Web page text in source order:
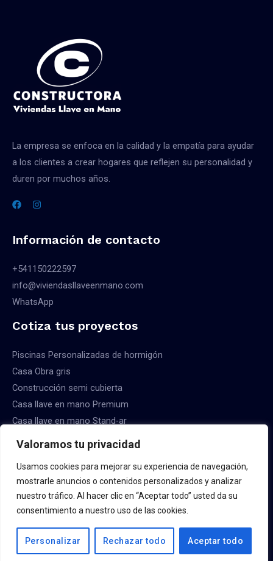
Valoramos tu privacidad
Usamos cookies para mejorar su experiencia de navegación,
mostrarle anuncios o contenidos personalizados y analizar
nuestro tráfico. Al hacer clic en “Aceptar todo” usted da su
consentimiento a nuestro uso de las cookies.
Personalizar Rechazar todo Aceptar todo
La empresa se enfoca en la calidad y la empatía para ayudar
a los clientes a crear hogares que reflejen su personalidad y
duren por muchos años.
Información de contacto
+541150222597
info@viviendasllaveenmano.com
WhatsApp
Cotiza tus proyectos
Piscinas Personalizadas de hormigón
Casa Obra gris
Construcción semi cubierta
Casa llave en mano Premium
Casa llave en mano Stand-ar
Copyright © 2026 Constructora Viviendas Llave en Mano
Política de privacidad